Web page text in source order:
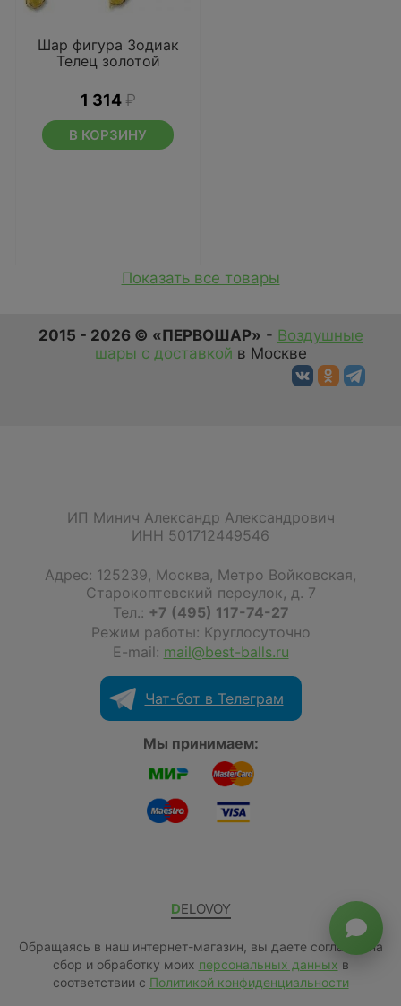
Шар фигура Зодиак
Телец золотой
1 314 ₽
В КОРЗИНУ
Показать все товары
2015 - 2026 © «ПЕРВОШАР» - Воздушные
шары с доставкой в Москве
ИП Минич Александр Александрович
ИНН 501712449546
Адрес: 125239, Москва, Метро Войковская,
Старокоптевский переулок, д. 7
Тел.: +7 (495) 117-74-27
Режим работы: Круглосуточно
E-mail: mail@best-balls.ru
Чат-бот в Телеграм
Мы принимаем:
DELOVOY
Обращаясь в наш интернет-магазин, вы даете согласие на
сбор и обработку моих персональных данных в
соответствии с Политикой конфиденциальности